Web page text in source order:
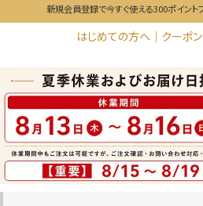
新規会員登録で今すぐ使える300ポイントプ
はじめての方へ｜クーポ